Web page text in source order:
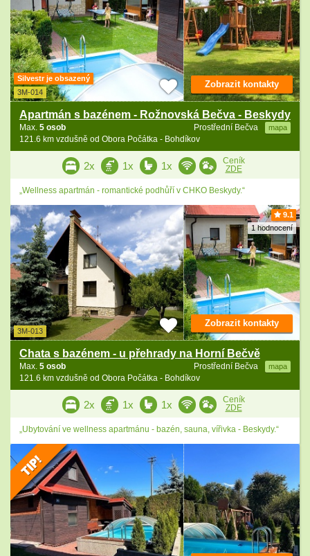
Silvestr je obsazený
3M-014
Apartmán s bazénem - Rožnovská Bečva - Beskydy
Prostřední Bečva mapa
Max. 5 osob
121.6 km vzdušně od Obora Počátka - Bohdíkov
Zobrazit kontakty
2x 1x 1x
Ceník
ZDE
„Wellness apartmán - romantické podhůří v CHKO Beskydy.“
9.1
1 hodnocení
3M-013
Chata s bazénem - u přehrady na Horní Bečvě
Prostřední Bečva mapa
Max. 5 osob
121.6 km vzdušně od Obora Počátka - Bohdíkov
Zobrazit kontakty
2x 1x 1x
Ceník
ZDE
„Ubytování ve wellness apartmánu - bazén, sauna, vířivka - Beskydy.“